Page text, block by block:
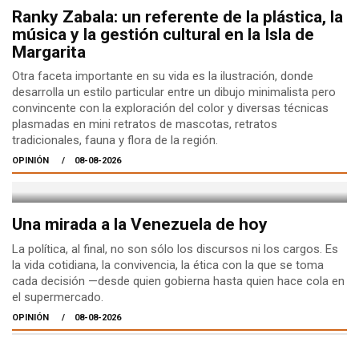
Ranky Zabala: un referente de la plástica, la
música y la gestión cultural en la Isla de
Margarita
Otra faceta importante en su vida es la ilustración, donde
desarrolla un estilo particular entre un dibujo minimalista pero
convincente con la exploración del color y diversas técnicas
plasmadas en mini retratos de mascotas, retratos
tradicionales, fauna y flora de la región.
OPINIÓN 08-08-2026
Una mirada a la Venezuela de hoy
La política, al final, no son sólo los discursos ni los cargos. Es
la vida cotidiana, la convivencia, la ética con la que se toma
cada decisión —desde quien gobierna hasta quien hace cola en
el supermercado.
OPINIÓN 08-08-2026